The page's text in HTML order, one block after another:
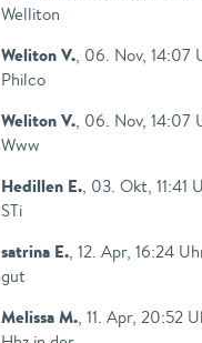
Welliton
Weliton V., 06. Nov, 14:07
Philco
Weliton V., 06. Nov, 14:07
Www
Hedillen E., 03. Okt, 11:41
STi
satrina E., 12. Apr, 16:24
gut
Melissa M., 11. Apr, 20:52